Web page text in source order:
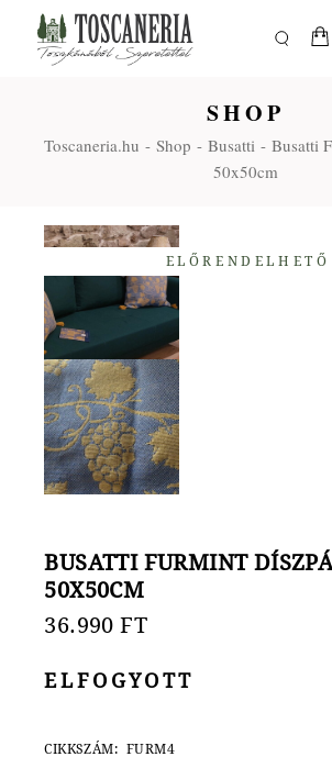
content
SHOP
Toscaneria.hu Shop Busatti
Busatti
50x50cm
ELŐRENDELHETŐ
BUSATTI FURMINT
50X50CM
36.990FT
ELFOGYOTT
CIKKSZÁM: FURM4